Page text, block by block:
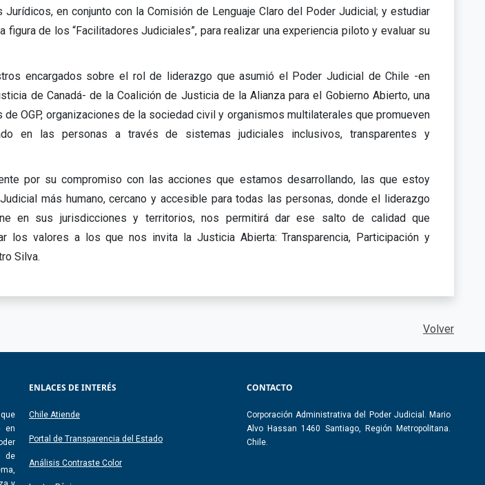
Jurídicos, en conjunto con la Comisión de Lenguaje Claro del Poder Judicial; y estudiar
de los “Facilitadores Judiciales”, para realizar una experiencia piloto y evaluar su
encargados sobre el rol de liderazgo que asumió el Poder Judicial de Chile -en
de Canadá- de la Coalición de Justicia de la Alianza para el Gobierno Abierto, una
OGP, organizaciones de la sociedad civil y organismos multilaterales que promueven
en las personas a través de sistemas judiciales inclusivos, transparentes y
por su compromiso con las acciones que estamos desarrollando, las que estoy
más humano, cercano y accesible para todas las personas, donde el liderazgo
en sus jurisdicciones y territorios, nos permitirá dar ese salto de calidad que
los valores a los que nos invita la Justicia Abierta: Transparencia, Participación y
Silva.
Volver
en
de
ENLACES DE INTERÉS
Chile Atiende
Portal de Transparencia del Estado
Análisis Contraste Color
CONTACTO
Corporación Administrativa del Poder Judicial. Mario
Alvo Hassan 1460 Santiago, Región Metropolitana.
Chile.